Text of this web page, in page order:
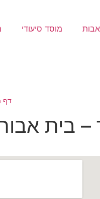
מוסד סיעודי
דף
– בית